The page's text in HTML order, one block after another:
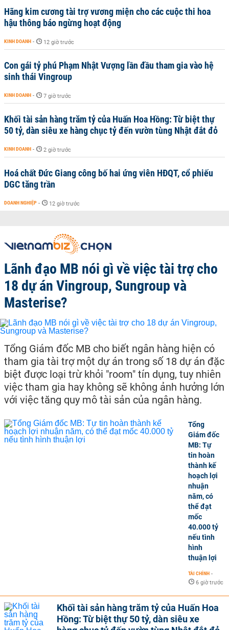
Hãng kim cương tài trợ vương miện cho các cuộc thi hoa
hậu thông báo ngừng hoạt động
KINH DOANH - 12 giờ trước
Con gái tỷ phú Phạm Nhật Vượng lần đầu tham gia vào hệ
sinh thái Vingroup
KINH DOANH - 7 giờ trước
Khối tài sản hàng trăm tỷ của Huấn Hoa Hồng: Từ biệt thự
50 tỷ, dàn siêu xe hàng chục tỷ đến vườn tùng Nhật đắt đỏ
KINH DOANH - 2 giờ trước
Hoá chất Đức Giang công bố hai ứng viên HĐQT, cổ phiếu
DGC tăng trần
DOANH NGHIỆP - 12 giờ trước
Lãnh đạo MB nói gì về việc tài trợ cho
18 dự án Vingroup, Sungroup và
Masterise?
Tổng Giám đốc MB cho biết ngân hàng hiện có
tham gia tài trợ một dự án trong số 18 dự án đặc
biệt được loại trừ khỏi "room" tín dụng, tuy nhiên
việc tham gia hay không sẽ không ảnh hưởng lớn
với việc tăng quy mô tài sản của ngân hàng.
Tổng
Giám đốc
MB: Tự
tin hoàn
thành kế
hoạch lợi
nhuận
năm, có
thể đạt
mốc
40.000 tỷ
nếu tình
hình
thuận lợi
TÀI CHÍNH -
6 giờ trước
Khối tài sản hàng trăm tỷ của Huấn Hoa
Hồng: Từ biệt thự 50 tỷ, dàn siêu xe